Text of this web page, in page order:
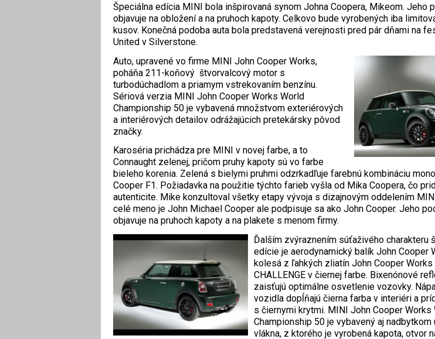
Špeciálna edícia MINI bola inšpirovaná synom Johna Coopera, Mikeom. Jeho
objavuje na obložení a na pruhoch kapoty. Celkovo bude vyrobených iba
kusov. Konečná podoba auta bola predstavená verejnosti pred pár dňami na
United v Silverstone.
Auto, upravené vo firme MINI John Cooper Works,
poháňa 211-koňový štvorvalcový motor s
turbodúchadlom a priamym vstrekovaním benzínu.
Sériová verzia MINI John Cooper Works World
Championship 50 je vybavená množstvom exteriérových
a interiérových detailov odrážajúcich pretekársky pôvod
značky.
Karoséria prichádza pre MINI v novej farbe, a to
Connaught zelenej, pričom pruhy kapoty sú vo farbe
bieleho korenia. Zelená s bielymi pruhmi odzrkadľuje farebnú kombináciu
Cooper F1. Požiadavka na použitie týchto farieb vyšla od Mika Coopera, čo
autenticite. Mike konzultoval všetky etapy vývoja s dizajnovým oddelením
celé meno je John Michael Cooper ale podpisuje sa ako John Cooper. Jeho
objavuje na pruhoch kapoty a na plakete s menom firmy.
Ďalším zvýraznením súťaživého charakteru
edície je aerodynamický balík John Cooper
kolesá z ľahkých zliatín John Cooper
CHALLENGE v čiernej farbe. Bixenónové
zaisťujú optimálne osvetlenie vozovky.
vozidla dopĺňajú čierna farba v interiéri a
s čiernymi krytmi. MINI John Cooper Works
Championship 50 je vybavený aj nadbytkom
vlákna, z ktorého je vyrobená kapota, otvor